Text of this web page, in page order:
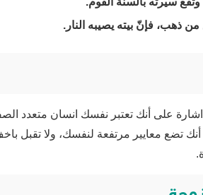
ذهب، فإنّ بيته يصيبه النار.
على أنك تعتبر نفسك انسان متعدد
تضع معايير مرتفعة لنفسك، ولا تقبل